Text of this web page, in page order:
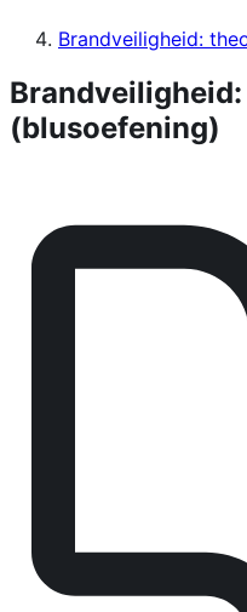
Brandveiligheid:
(blusoefening)